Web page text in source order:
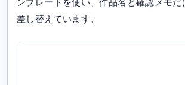
ンプレートを使い、作品名と確認メモだ
差し替えています。